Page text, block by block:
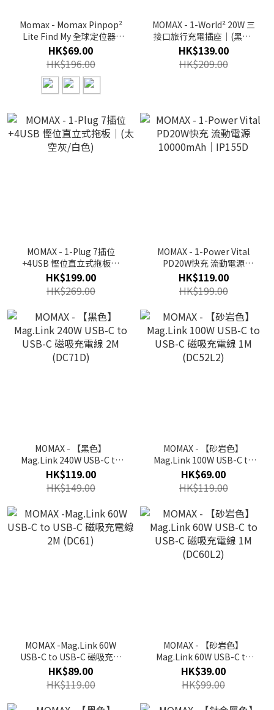
Momax - Momax Pinpop²
Lite Find My 全球定位器-
BR10A
HK$69.00
HK$196.00
MOMAX - 1-World² 20W 三
接口旅行充電插座｜(黑色/
白色)
HK$139.00
HK$209.00
MOMAX - 1-Plug 7插位
+4USB 慳位直立式拖板｜
(太空灰/白色)
HK$199.00
HK$269.00
MOMAX - 1-Power Vital
PD20W快充 流動電源
10000mAh｜IP155D
HK$119.00
HK$199.00
MOMAX - 【黑色】
Mag.Link 240W USB-C to
USB-C 磁吸充電線 2M
(DC71D)
HK$119.00
HK$149.00
MOMAX - 【砂岩色】
Mag.Link 100W USB-C to
USB-C 磁吸充電線 1M
(DC52L2)
HK$69.00
HK$119.00
MOMAX -Mag.Link 60W
USB-C to USB-C 磁吸充電
線 2M (DC61)
HK$89.00
HK$119.00
MOMAX - 【砂岩色】
Mag.Link 60W USB-C to
USB-C 磁吸充電線 1M
(DC60L2)
HK$39.00
HK$99.00